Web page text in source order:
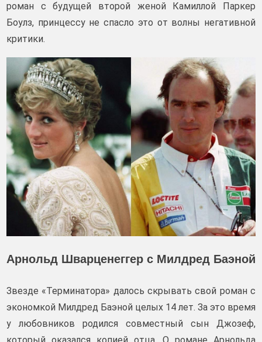
роман с будущей второй женой Камиллой Паркер
Боулз, принцессу не спасло это от волны негативной
критики.
Арнольд Шварценеггер с Милдред Баэной
Звезде «Терминатора» далось скрывать свой роман с
экономкой Милдред Баэной целых 14 лет. За это время
у любовников родился совместный сын Джозеф,